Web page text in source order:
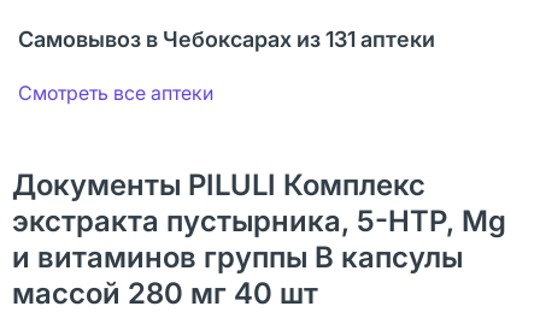
Самовывоз в Чебоксарах из 131 аптеки
Смотреть все аптеки
Документы PILULI Комплекс
экстракта пустырника, 5-НТР, Mg
и витаминов группы В капсулы
массой 280 мг 40 шт